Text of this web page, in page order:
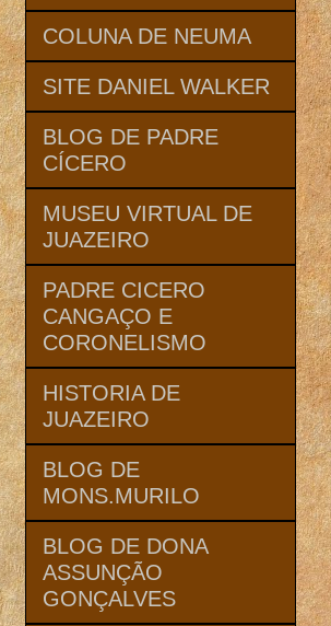
COLUNA DE NEUMA
SITE DANIEL WALKER
BLOG DE PADRE
CÍCERO
MUSEU VIRTUAL DE
JUAZEIRO
PADRE CICERO
CANGAÇO E
CORONELISMO
HISTORIA DE
JUAZEIRO
BLOG DE
MONS.MURILO
BLOG DE DONA
ASSUNÇÃO
GONÇALVES